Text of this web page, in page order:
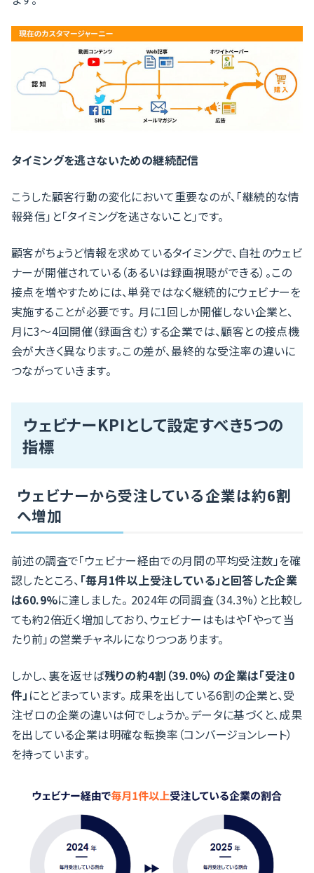
タイミングを逃さないための継続配信
こうした顧客行動の変化において重要なのが、「継続的な情
報発信」と「タイミングを逃さないこと」です。
顧客がちょうど情報を求めているタイミングで、自社のウェビ
ナーが開催されている（あるいは録画視聴ができる）。この
接点を増やすためには、単発ではなく継続的にウェビナーを
実施することが必要です。 月に1回しか開催しない企業と、
月に3〜4回開催（録画含む）する企業では、顧客との接点機
会が大きく異なります。この差が、最終的な受注率の違いに
つながっていきます。
ウェビナーKPIとして設定すべき5つの
指標
ウェビナーから受注している企業は約6割
へ増加
前述の調査で「ウェビナー経由での月間の平均受注数」を確
認したところ、 「毎月1件以上受注している」と回答した企業
は60.9%に達しました。 2024年の同調査（34.3%）と比較し
ても約2倍近く増加しており、ウェビナーはもはや「やって当
たり前」の営業チャネルになりつつあります。
しかし、裏を返せば残りの約4割（39.0%）の企業は「受注0
件」 にとどまっています。 成果を出している6割の企業と、受
注ゼロの企業の違いは何でしょうか。データに基づくと、成果
を出している企業は明確な転換率（コンバージョンレート）
を持っています。